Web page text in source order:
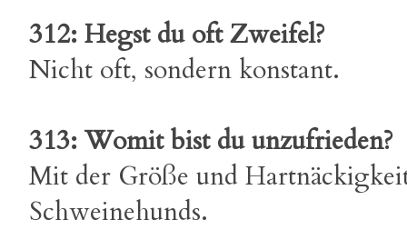
312: Hegst du oft Zweifel?
Nicht oft, sondern konstant.
313: Womit bist du unzufrieden?
Mit der Größe und
Schweinehunds.